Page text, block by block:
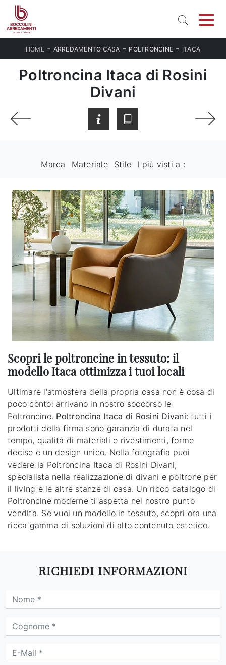
HOME- ARREDAMENTO CASA - POLTRONCINE - ITACA
Poltroncina Itaca di Rosini
Divani
Marca Materiale Stile I più visti a :
Scopri le poltroncine in tessuto: il
modello Itaca ottimizza i tuoi locali
Ultimare l'atmosfera della propria casa non è cosa di
poco conto: arrivano in nostro soccorso le
Poltroncine. Poltroncina Itaca di Rosini Divani: tutti i
prodotti della firma sono garanzia di durata nel
tempo, qualità di materiali e rivestimenti, forme
decise e un design unico. Nella fotografia puoi
vedere la Poltroncina Itaca di Rosini Divani,
specialista nella realizzazione di divani e poltrone per
il living e le altre stanze di casa. Un ricco catalogo di
Poltroncine moderne ti aspetta nel nostro punto
vendita. Se vuoi un modello in tessuto, scopri ora una
ricca gamma di soluzioni di alto contenuto estetico.
RICHIEDI INFORMAZIONI